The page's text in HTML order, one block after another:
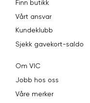
Finn butikk
Vårt ansvar
Kundeklubb
Sjekk gavekort-saldo
Om VIC
Jobb hos oss
Våre merker